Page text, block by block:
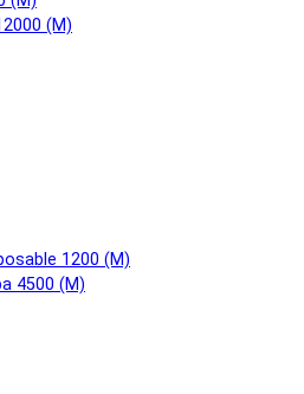
(М)
1200 (М)
4500 (М)